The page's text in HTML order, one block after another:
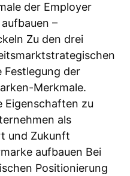
der Employer
–
Zu den drei
Festlegung der
Merkmale.
Eigenschaften zu
als
und Zukunft
aufbauen Bei
Positionierung